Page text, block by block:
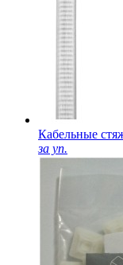
Кабельные
за уп.